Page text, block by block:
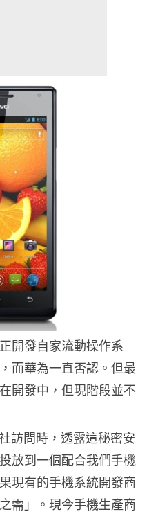
開發自家流動操作系
而華為一直否認。但最
開發中，但現階段並不
訪問時，透露這秘密安
放到一個配合我們手機
現有的手機系統開發商
需」。現今手機生產商